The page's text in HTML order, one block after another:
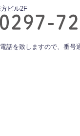
ビル2F
話を致しますので、番号